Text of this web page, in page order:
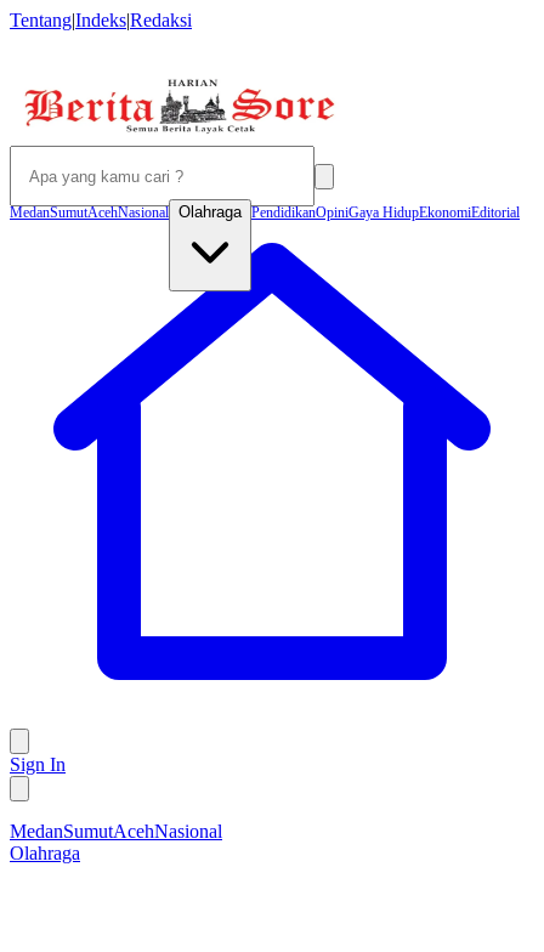
Tentang|Indeks|Redaksi
MedanSumutAcehNasional Olahraga PendidikanOpiniGaya HidupEkonomiEditorial
Sign In
MedanSumutAcehNasional
Olahraga